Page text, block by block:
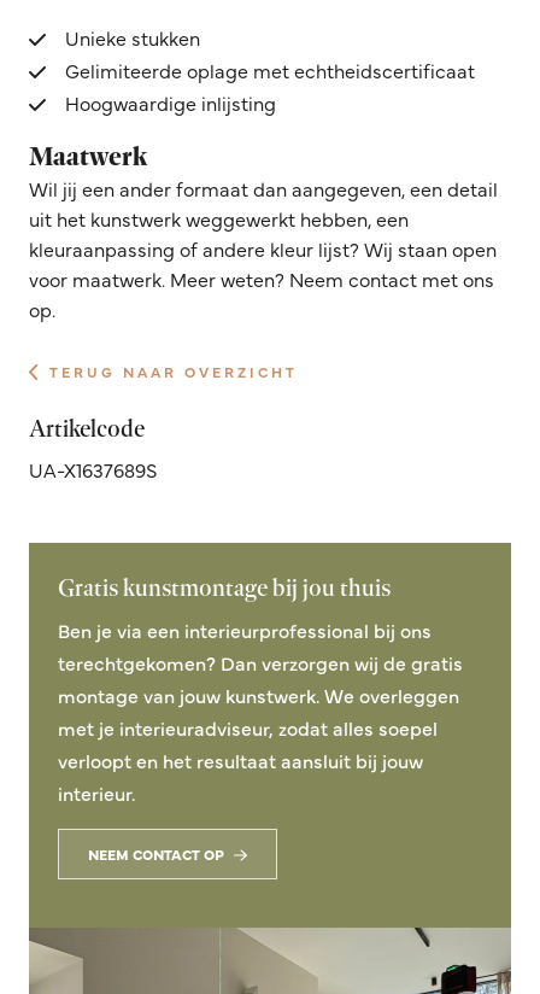
Unieke stukken
Gelimiteerde oplage met echtheidscertificaat
Hoogwaardige inlijsting
Maatwerk
Wil jij een ander formaat dan aangegeven, een detail
uit het kunstwerk weggewerkt hebben, een
kleuraanpassing of andere kleur lijst? Wij staan open
voor maatwerk. Meer weten? Neem contact met ons
op.
TERUG NAAR OVERZICHT
Artikelcode
UA-X1637689S
Gratis kunstmontage bij jou thuis
Ben je via een interieurprofessional bij ons
terechtgekomen? Dan verzorgen wij de gratis
montage van jouw kunstwerk. We overleggen
met je interieuradviseur, zodat alles soepel
verloopt en het resultaat aansluit bij jouw
interieur.
NEEM CONTACT OP